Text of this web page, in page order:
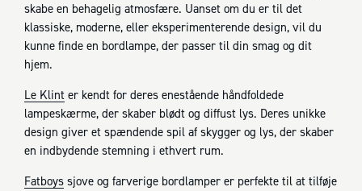
skabe en behagelig atmosfære. Uanset om du er til det
klassiske, moderne, eller eksperimenterende design, vil du
kunne finde en bordlampe, der passer til din smag og dit
hjem.
Le Klint er kendt for deres enestående håndfoldede
lampeskærme, der skaber blødt og diffust lys. Deres unikke
design giver et spændende spil af skygger og lys, der skaber
en indbydende stemning i ethvert rum.
Fatboys sjove og farverige bordlamper er perfekte til at tilføje